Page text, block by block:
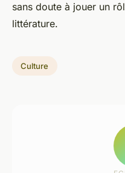
sans doute à jouer un
littérature.
Culture